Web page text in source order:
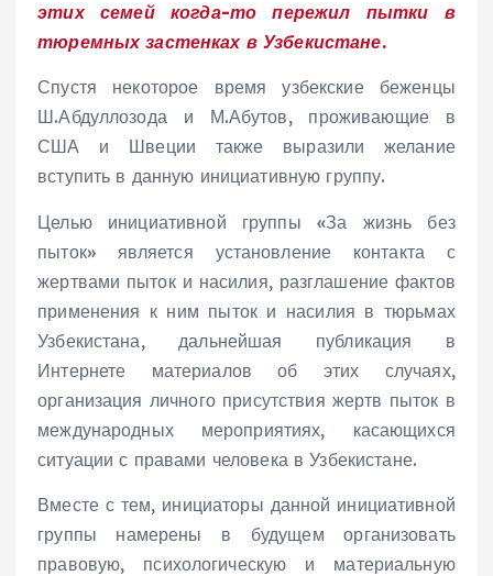
этих семей когда-то пережил пытки в
тюремных застенках в Узбекистане.
Спустя некоторое время узбекские беженцы
Ш.Абдуллозода и М.Абутов, проживающие в
США и Швеции также выразили желание
вступить в данную инициативную группу.
Целью инициативной группы «За жизнь без
пыток» является установление контакта с
жертвами пыток и насилия, разглашение фактов
применения к ним пыток и насилия в тюрьмах
Узбекистана, дальнейшая публикация в
Интернете материалов об этих случаях,
организация личного присутствия жертв пыток в
международных мероприятиях, касающихся
ситуации с правами человека в Узбекистане.
Вместе с тем, инициаторы данной инициативной
группы намерены в будущем организовать
правовую, психологическую и материальную